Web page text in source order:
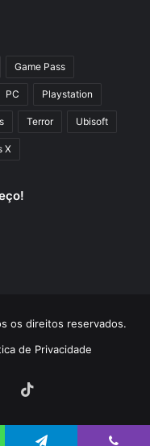
Game Pass
PC Playstation
Terror Ubisoft
X
os direitos reservados.
de Privacidade